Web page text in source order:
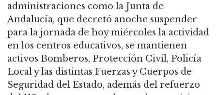
administraciones como la Junta de
Andalucía, que decretó anoche suspender
para la jornada de hoy miércoles la actividad
en los centros educativos, se mantienen
activos Bomberos, Protección Civil, Policía
Local y las distintas Fuerzas y Cuerpos de
Seguridad del Estado, además del refuerzo